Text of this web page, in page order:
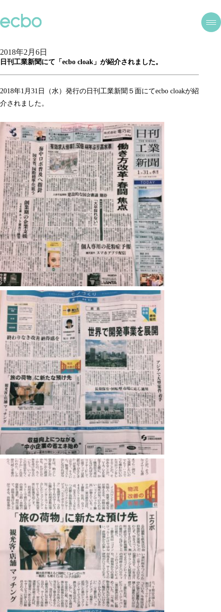
2018年2月6日
日刊工業新聞にて「ecbo cloak」が紹介されました。
2018年1月31日（水）発行の日刊工業新聞５面にてecbo cloakが紹
介されました。